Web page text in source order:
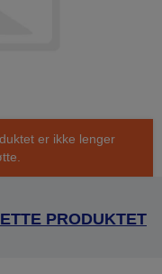
er ikke lenger
PRODUKTET